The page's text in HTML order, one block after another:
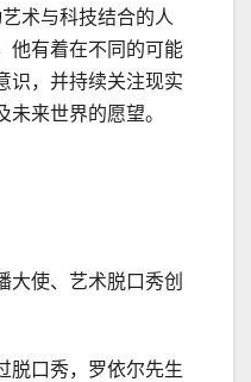
术与科技结合的人
他有着在不同的可能
识，并持续关注现实
来世界的愿望。
大使、艺术脱口秀创
脱口秀，罗依尔先生